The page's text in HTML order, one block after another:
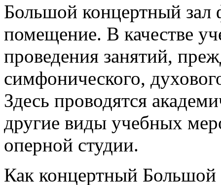
Большой концертный зал
помещение. В качестве
проведения занятий,
симфонического,
Здесь проводятся
другие виды учебных
оперной студии.
Как концертный Большой